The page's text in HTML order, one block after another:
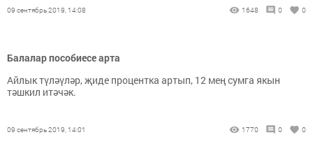
09 сентябрь 2019, 14:08 1648 0 0
Балалар пособиесе арта
Айлык түләүләр, җиде процентка артып, 12 мең сумга якын
тәшкил итәчәк.
09 сентябрь 2019, 14:01 1770 0 0